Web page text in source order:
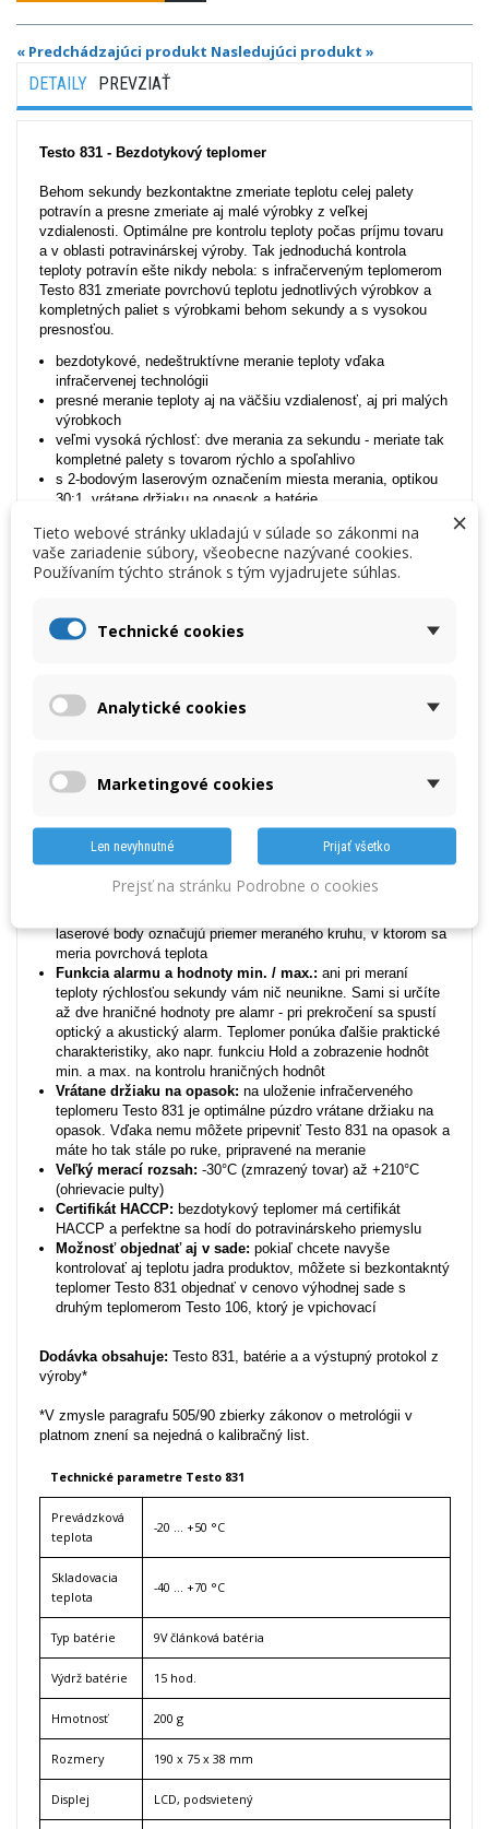
« Predchádzajúci produkt Nasledujúci produkt »
DETAILY PREVZIAŤ
Testo 831 - Bezdotykový teplomer
Behom sekundy bezkontaktne zmeriate teplotu celej palety
potravín a presne zmeriate aj malé výrobky z veľkej
vzdialenosti. Optimálne pre kontrolu teploty počas príjmu tovaru
a v oblasti potravinárskej výroby. Tak jednoduchá kontrola
teploty potravín ešte nikdy nebola: s infračerveným teplomerom
Testo 831 zmeriate povrchovú teplotu jednotlivých výrobkov a
kompletných paliet s výrobkami behom sekundy a s vysokou
presnosťou.
bezdotykové, nedeštruktívne meranie teploty vďaka
infračervenej technológii
presné meranie teploty aj na väčšiu vzdialenosť, aj pri malých
výrobkoch
veľmi vysoká rýchlosť: dve merania za sekundu - meriate tak
kompletné palety s tovarom rýchlo a spoľahlivo
s 2-bodovým laserovým označením miesta merania, optikou
30:1, vrátane držiaku na opasok a batérie
Bezkontaktný teplomer Testo 831 v akcii
Dizajn, technika a vybavenie robia tento infračervený teplomer
Testo 831 optimálnym nástrojom pre odbor potravinárstva.
spoľahlivé výsledky, ktoré infračervený teplomer poskytuje.
Meranie behom sekundy:
možné mimoriadne rýchle meranie teploty, rovnako multi-
Presné meranie teploty aj pri väčších
vzdialenostiach:vďaka optike 30:1 meriate presne aj na
miesta merania iba 3,6 cm - môžete tak merať teplotu aj
veľmi malých výrobkov, ako sú kelímky s jogurtom
miesta merania ukazuje pomocou dvoch červených
laserové body označujú priemer meraného kruhu, v ktorom sa
meria povrchová teplota
Funkcia alarmu a hodnoty min. / max.: ani pri meraní
teploty rýchlosťou sekundy vám nič neunikne. Sami si určíte
až dve hraničné hodnoty pre alamr - pri prekročení sa spustí
optický a akustický alarm. Teplomer ponúka ďalšie praktické
charakteristiky, ako napr. funkciu Hold a zobrazenie hodnôt
min. a max. na kontrolu hraničných hodnôt
Vrátane držiaku na opasok: na uloženie infračerveného
teplomeru Testo 831 je optimálne púzdro vrátane držiaku na
opasok. Vďaka nemu môžete pripevniť Testo 831 na opasok a
máte ho tak stále po ruke, pripravené na meranie
Veľký merací rozsah: -30°C (zmrazený tovar) až +210°C
(ohrievacie pulty)
Certifikát HACCP: bezdotykový teplomer má certifikát
HACCP a perfektne sa hodí do potravinárskeho priemyslu
Možnosť objednať aj v sade: pokiaľ chcete navyše
kontrolovať aj teplotu jadra produktov, môžete si bezkontakntý
teplomer Testo 831 objednať v cenovo výhodnej sade s
druhým teplomerom Testo 106, ktorý je vpichovací
Dodávka obsahuje: Testo 831, batérie a a výstupný protokol z
výroby*
*V zmysle paragrafu 505/90 zbierky zákonov o metrológii v
platnom znení sa nejedná o kalibračný list.
Technické parametre Testo 831
Prevádzková
teplota
-20 … +50 °C
Skladovacia
teplota
-40 … +70 °C
Typ batérie 9V článková batéria
Výdrž batérie 15 hod.
Hmotnosť 200 g
Rozmery 190 x 75 x 38 mm
Displej LCD, podsvietený
×
Tieto webové stránky ukladajú v súlade so zákonmi na
vaše zariadenie súbory, všeobecne nazývané cookies.
Používaním týchto stránok s tým vyjadrujete súhlas.
Technické cookies
Analytické cookies
Marketingové cookies
Len nevyhnutné Prijať všetko
Prejsť na stránku Podrobne o cookies